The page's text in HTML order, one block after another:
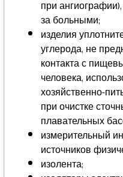
при
за больными;
изделия
углерода, не
контакта с
человека,
хозяйственно-
при очистке
плавательных
измерительный
источников
изолента;